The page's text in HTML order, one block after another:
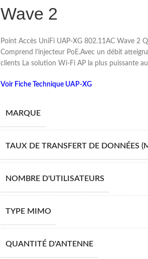
Wave 2
Point Accès UniFi UAP-XG 802.11AC Wave 2
Comprend l’injecteur PoE.Avec un débit
clients La solution Wi-Fi AP la plus puissante
Voir Fiche Technique UAP-XG
MARQUE
TAUX DE TRANSFERT DE DONNÉES
NOMBRE D'UTILISATEURS
TYPE MIMO
QUANTITÉ D'ANTENNE